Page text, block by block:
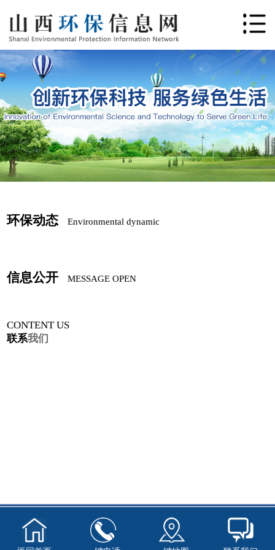
环保动态 Environmental dynamic
信息公开 MESSAGE OPEN
CONTENT US
联系我们